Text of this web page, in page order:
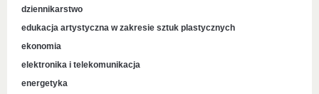
dziennikarstwo
edukacja artystyczna w zakresie sztuk plastycznych
ekonomia
elektronika i telekomunikacja
energetyka